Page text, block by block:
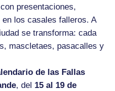
presentaciones,
los casales falleros. A
se transforma: cada
mascletaes, pasacalles y
de las Fallas
, del 15 al 19 de